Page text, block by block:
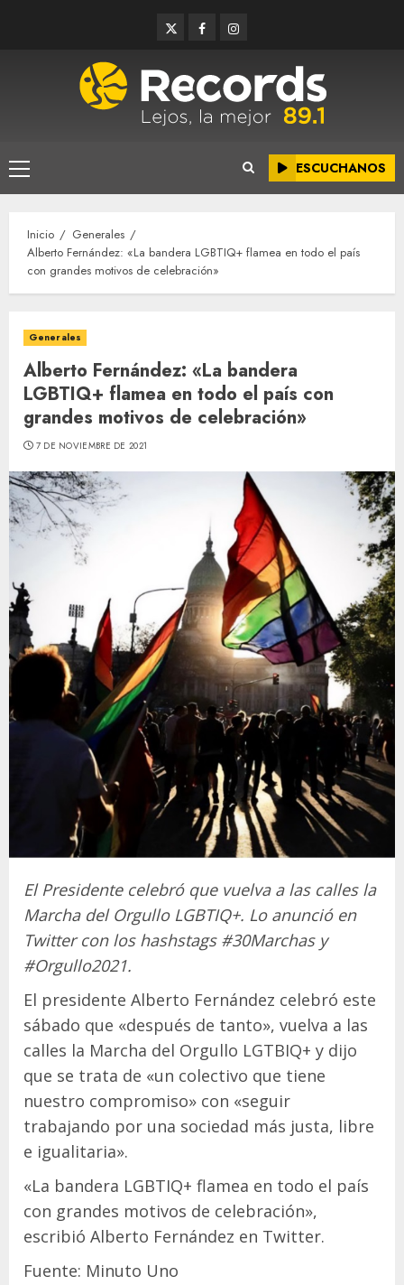
TwitterFacebookInstagram
Menú
principal
ESCUCHANOS
Inicio
Generales
Alberto Fernández: «La bandera LGBTIQ+ flamea en todo el país
con grandes motivos de celebración»
Generales
Alberto Fernández: «La bandera
LGBTIQ+ flamea en todo el país con
grandes motivos de celebración»
7 DE NOVIEMBRE DE 2021
El Presidente celebró que vuelva a las calles la
Marcha del Orgullo LGBTIQ+. Lo anunció en
Twitter con los hashstags #30Marchas y
#Orgullo2021.
El presidente Alberto Fernández celebró este
sábado que «después de tanto», vuelva a las
calles la Marcha del Orgullo LGTBIQ+ y dijo
que se trata de «un colectivo que tiene
nuestro compromiso» con «seguir
trabajando por una sociedad más justa, libre
e igualitaria».
«La bandera LGBTIQ+ flamea en todo el país
con grandes motivos de celebración»,
escribió Alberto Fernández en Twitter.
Fuente: Minuto Uno